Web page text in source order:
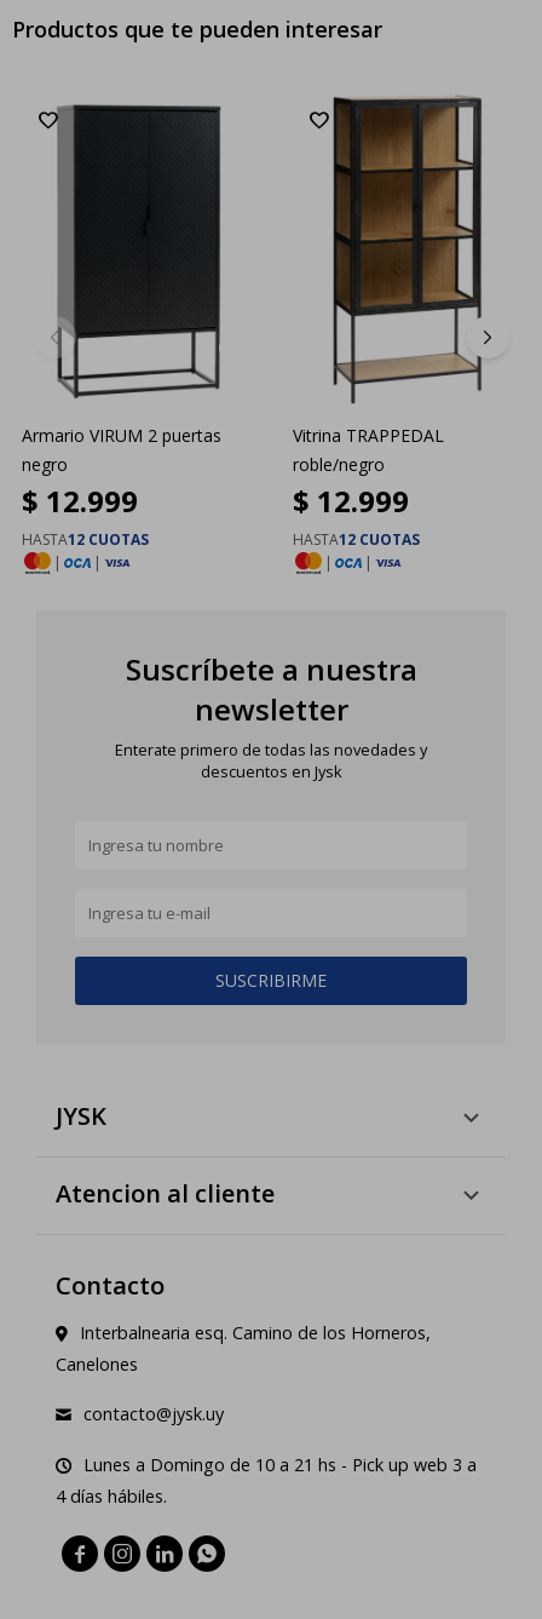
Productos que te pueden interesar
Armario VIRUM 2 puertas
negro
$ 12.999
HASTA12 CUOTAS
|
|
Vitrina TRAPPEDAL
roble/negro
$ 12.999
HASTA12 CUOTAS
|
|
Suscríbete a nuestra
newsletter
Enterate primero de todas las novedades y
descuentos en Jysk
SUSCRIBIRME
JYSK
Atencion al cliente
Contacto
Interbalnearia esq. Camino de los Horneros,
Canelones
contacto@jysk.uy
Lunes a Domingo de 10 a 21 hs - Pick up web 3 a
4 días hábiles.
   